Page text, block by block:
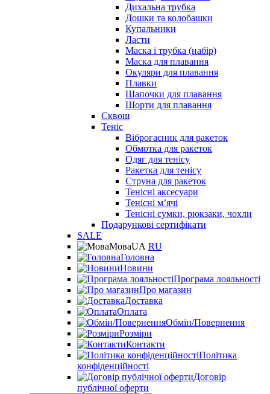
Дихальна трубка
Дошки та колобашки
Купальники
Ласти
Маска і трубка (набір)
Маска для плавання
Окуляри для плавання
Плавки
Шапочки для плавання
Шорти для плавання
Сквош
Теніс
Віброгасник для ракеток
Обмотка для ракеток
Одяг для тенісу
Ракетка для тенісу
Струна для ракеток
Тенісні аксесуари
Тенісні мʼячі
Тенісні сумки, рюкзаки, чохли
Подарункові сертифікати
SALE
МоваUA RU
Головна
Новини
Програма лояльності
Про магазин
Доставка
Оплата
Обмін/Повернення
Розміри
Контакти
Політика
конфіденційності
Договір
публічної оферти